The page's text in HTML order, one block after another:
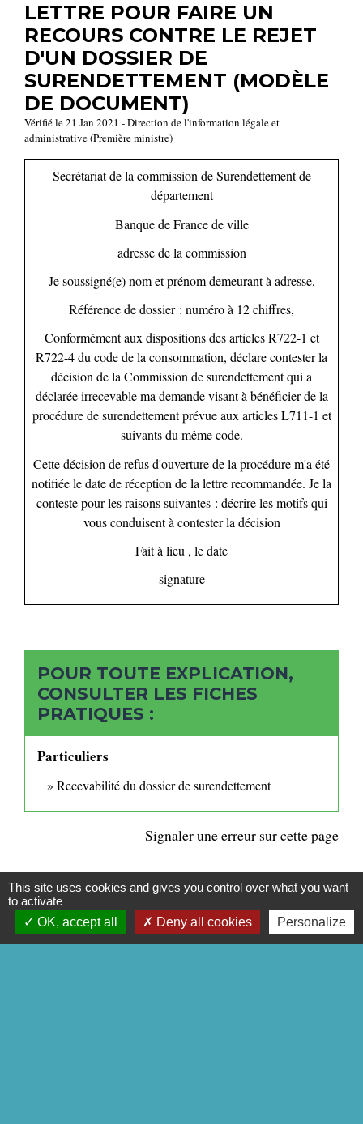
LETTRE POUR FAIRE UN
RECOURS CONTRE LE REJET
D'UN DOSSIER DE
SURENDETTEMENT (MODÈLE
DE DOCUMENT)
Vérifié le 21 Jan 2021 - Direction de l'information légale et
administrative (Première ministre)
Secrétariat de la commission de Surendettement de
département
Banque de France deville
adresse de la commission
Je soussigné(e)nom et prénomdemeurant à adresse,
Référence de dossier : numéro à 12 chiffres,
Conformément aux dispositions des articles R722-1 et
R722-4 du code de la consommation, déclare contester la
décision de la Commission de surendettement qui a
déclarée irrecevable ma demande visant à bénéficier de la
procédure de surendettement prévue aux articles L711-1 et
suivants du même code.
Cette décision de refus d'ouverture de la procédure m'a été
notifiée ledate de réception de la lettre recommandée. Je la
conteste pour les raisons suivantes : décrire les motifs qui
vous conduisent à contester la décision
Fait à lieu , ledate
signature
POUR TOUTE EXPLICATION,
CONSULTER LES FICHES
PRATIQUES :
Particuliers
Recevabilité du dossier de surendettement
Signaler une erreur sur cette page
CONTACTS
This site uses cookies and gives you control over what you want
to activate
OK, accept all
Deny all cookies Personalize